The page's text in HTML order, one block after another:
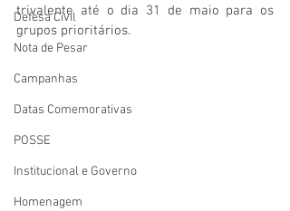
Defesa Civil
Nota de Pesar
Campanhas
Datas Comemorativas
POSSE
Institucional e Governo
Homenagem
trivalente até o dia 31 de maio para os
grupos prioritários.